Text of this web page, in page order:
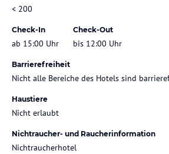
< 200
Check-In
ab 15:00 Uhr
Check-Out
bis 12:00 Uhr
Barrierefreiheit
Nicht alle Bereiche des Hotels sind
Haustiere
Nicht erlaubt
Nichtraucher- und Raucherinformation
Nichtraucherhotel